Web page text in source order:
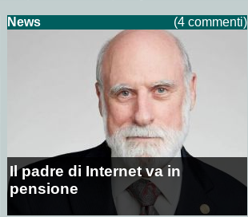
News (4 commenti)
Il padre di Internet va in
pensione